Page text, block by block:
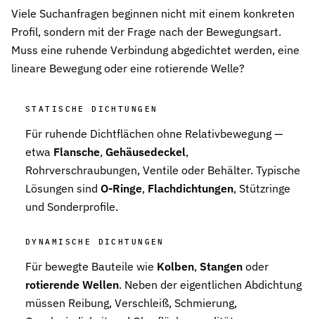
Viele Suchanfragen beginnen nicht mit einem konkreten
Profil, sondern mit der Frage nach der Bewegungsart.
Muss eine ruhende Verbindung abgedichtet werden, eine
lineare Bewegung oder eine rotierende Welle?
STATISCHE DICHTUNGEN
Für ruhende Dichtflächen ohne Relativbewegung —
etwa Flansche, Gehäusedeckel,
Rohrverschraubungen, Ventile oder Behälter. Typische
Lösungen sind O-Ringe, Flachdichtungen, Stützringe
und Sonderprofile.
DYNAMISCHE DICHTUNGEN
Für bewegte Bauteile wie Kolben, Stangen oder
rotierende Wellen. Neben der eigentlichen Abdichtung
müssen Reibung, Verschleiß, Schmierung,